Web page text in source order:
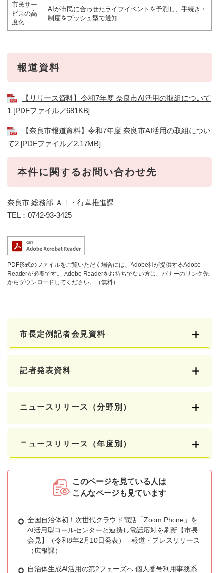
市民サー
ビスの高
度化
AIが市民に合わせたライフイベントを予測し、手続き・
制度をプッシュ型で通知
報道資料
【リリース資料】令和7年度 奈良市AI活用の取組について
1 [PDFファイル／681KB]
【奈良市報道資料】令和7年度 奈良市AI活用の取組につい
て2 [PDFファイル／2.17MB]
本件に関するお問い合わせ先
奈良市 総務部 ＡＩ・行革推進課
TEL：0742-93-3425
PDF形式のファイルをご覧いただく場合には、Adobe社が提供するAdobe
Readerが必要です。
Adobe Readerをお持ちでない方は、バナーのリンク先
からダウンロードしてください。（無料）
市長定例記者会見資料
記者発表資料
ニュースリリース（分野別）
ニュースリリース（年度別）
このページを見ている人は
こんなページも見ています
全国自治体初！次世代クラウド電話「Zoom Phone」を
AI活用型コールセンターと連携し電話応対を刷新【市長
会見】（令和8年2月10日発表） - 報道・プレスリリース
（広報課）
自治体生成AI活用の第2フェーズへ 個人番号利用事務系